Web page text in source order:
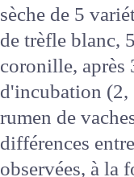
L'étude a
des protéines
sèche de 5
de trèfle blanc,
coronille, après
d'incubation
le rumen de